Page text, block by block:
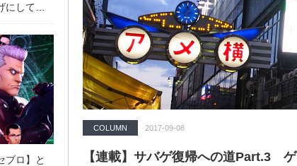
COLUMN 2017-09-08
【連載】サバゲ復帰への道Part.3 ゲ
してみ
ブロ】と